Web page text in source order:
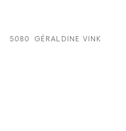
5080 GÉRALDINE VINK